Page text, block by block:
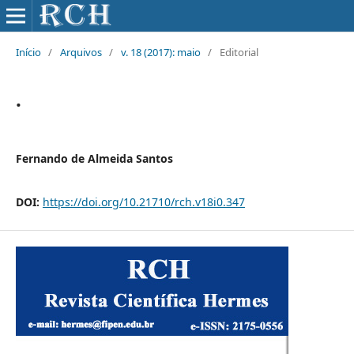
Início / Arquivos / v. 18 (2017): maio / Editorial
.
Fernando de Almeida Santos
DOI: https://doi.org/10.21710/rch.v18i0.347